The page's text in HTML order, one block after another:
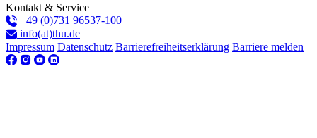
Kontakt & Service
+49 (0)731 96537-100
info(at)thu.de
Impressum Datenschutz Barrierefreiheitserklärung Barriere melden